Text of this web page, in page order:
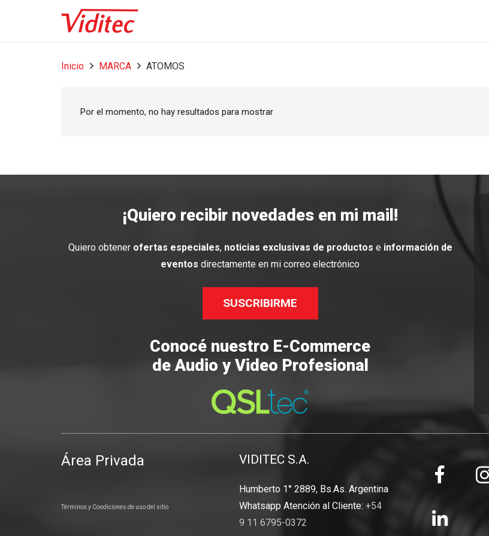
Inicio MARCA ATOMOS
Por el momento, no hay resultados para mostrar
¡Quiero recibir novedades en mi mail!
Quiero obtener ofertas especiales, noticias exclusivas de productos e información de
eventos directamente en mi correo electrónico
SUSCRIBIRME
Conocé nuestro E-Commerce
de Audio y Video Profesional
Área Privada
Términos y Condiciones de uso del sitio
VIDITEC S.A.
Humberto 1° 2889, Bs.As. Argentina
Whatsapp Atención al Cliente: +54
9 11 6795-0372